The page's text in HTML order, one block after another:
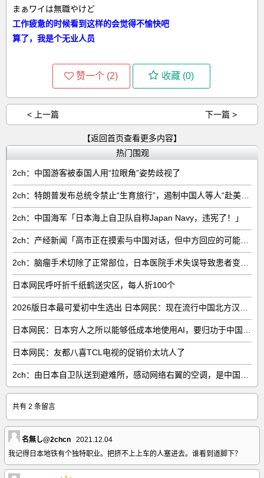
まぁワイは無職やけど
工作疲惫的时候看到这样的会觉得不愉快吧
算了，我是个无业人员
赞一个 (2) 收藏 (0)
< 上一篇 下一篇 >
【返回首页查看更多内容】
热门围观
2ch：中国游客被泰国人用“拉眼角”姿势歧视了
2ch：中国海军「日本海上自卫队自称Japan Navy，违宪了！」
日本网民呼吁折千纸鹤送灾区，每人折100个
日本网民：友都八喜TCL电视的促销价太坑人了
共有 2 条留言
名無し@2chcn
2021.12.04
我记得日本地铁有个独特职业。把挤不上上车的人塞进去。谁看到道脚下？